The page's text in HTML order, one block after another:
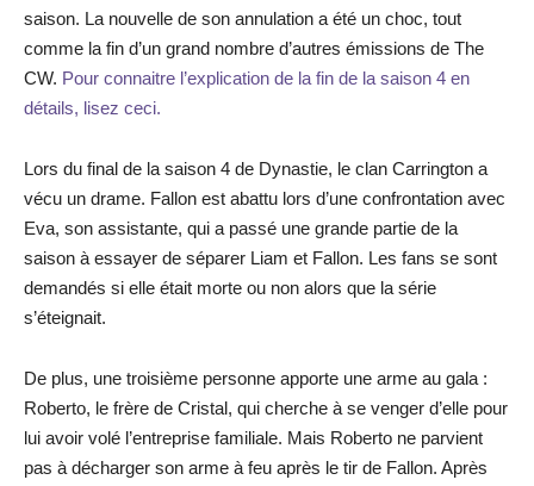
saison. La nouvelle de son annulation a été un choc, tout
comme la fin d’un grand nombre d’autres émissions de The
CW. Pour connaitre l’explication de la fin de la saison 4 en
détails, lisez ceci.
Lors du final de la saison 4 de Dynastie, le clan Carrington a
vécu un drame. Fallon est abattu lors d’une confrontation avec
Eva, son assistante, qui a passé une grande partie de la
saison à essayer de séparer Liam et Fallon. Les fans se sont
demandés si elle était morte ou non alors que la série
s’éteignait.
De plus, une troisième personne apporte une arme au gala :
Roberto, le frère de Cristal, qui cherche à se venger d’elle pour
lui avoir volé l’entreprise familiale. Mais Roberto ne parvient
pas à décharger son arme à feu après le tir de Fallon. Après